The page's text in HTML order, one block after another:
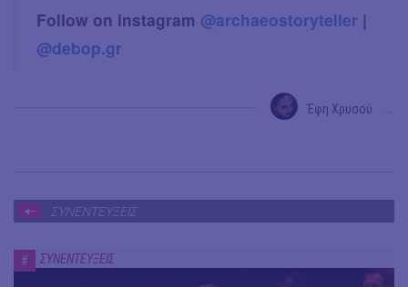
Follow on instagram @archaeostoryteller |
@debop.gr
Έφη Χρυσού
ΣΥΝΕΝΤΕΥΞΕΙΣ
# ΣΥΝΕΝΤΕΥΞΕΙΣ